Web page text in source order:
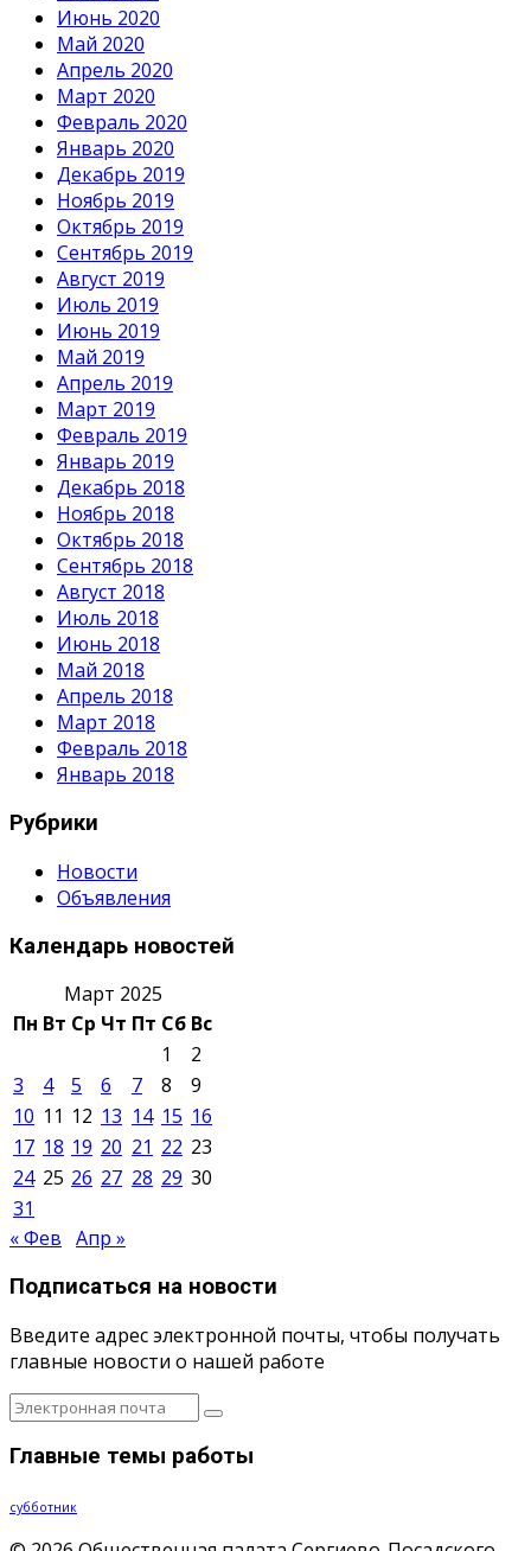
Июнь 2020
Май 2020
Апрель 2020
Март 2020
Февраль 2020
Январь 2020
Декабрь 2019
Ноябрь 2019
Октябрь 2019
Сентябрь 2019
Август 2019
Июль 2019
Июнь 2019
Май 2019
Апрель 2019
Март 2019
Февраль 2019
Январь 2019
Декабрь 2018
Ноябрь 2018
Октябрь 2018
Сентябрь 2018
Август 2018
Июль 2018
Июнь 2018
Май 2018
Апрель 2018
Март 2018
Февраль 2018
Январь 2018
Рубрики
Новости
Объявления
Календарь новостей
Март 2025
Пн Вт Ср Чт Пт Сб Вс
1
2
3
4 5 6 7 8
9
10 11 12 13 14 15 16
17 18 19 20 21 22 23
24 25 26 27 28 29 30
31
« Фев Апр »
Подписаться на новости
Введите адрес электронной почты, чтобы получать
главные новости о нашей работе
Главные темы работы
субботник